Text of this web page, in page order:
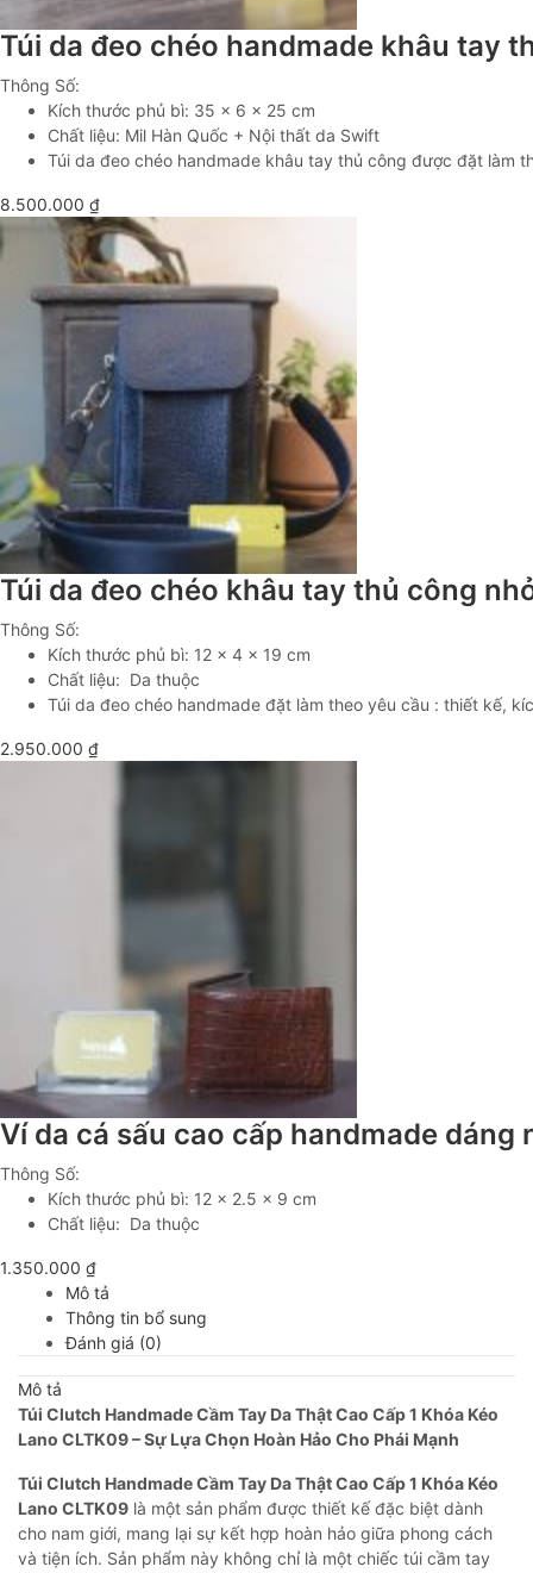
Túi da đeo chéo handmade khâu tay
Thông Số:
Kích thước phủ bì: 35 x 6 x 25 cm
Chất liệu: Mil Hàn Quốc + Nội thất da Swift
Túi da đeo chéo handmade khâu tay thủ công được đặt làm
8.500.000 ₫
Túi da đeo chéo khâu tay thủ công
Thông Số:
Kích thước phủ bì: 12 x 4 x 19 cm
Chất liệu: Da thuộc
Túi da đeo chéo handmade đặt làm theo yêu cầu : thiết kế,
2.950.000 ₫
Ví da cá sấu cao cấp handmade dáng
Thông Số:
Kích thước phủ bì: 12 x 2.5 x 9 cm
Chất liệu: Da thuộc
1.350.000 ₫
Mô tả
Thông tin bổ sung
Đánh giá (0)
Mô tả
Túi Clutch Handmade Cầm Tay Da Thật Cao Cấp 1 Khóa Kéo
Lano CLTK09 – Sự Lựa Chọn Hoàn Hảo Cho Phái Mạnh
Túi Clutch Handmade Cầm Tay Da Thật Cao Cấp 1 Khóa Kéo
Lano CLTK09 là một sản phẩm được thiết kế đặc biệt dành
cho nam giới, mang lại sự kết hợp hoàn hảo giữa phong cách
và tiện ích. Sản phẩm này không chỉ là một chiếc túi cầm tay